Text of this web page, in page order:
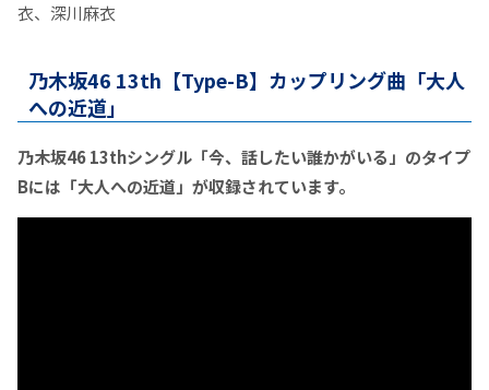
衣、深川麻衣
乃木坂46 13th【Type-B】カップリング曲「大人
への近道」
乃木坂46 13thシングル「今、話したい誰かがいる」のタイプ
Bには「大人への近道」が収録されています。